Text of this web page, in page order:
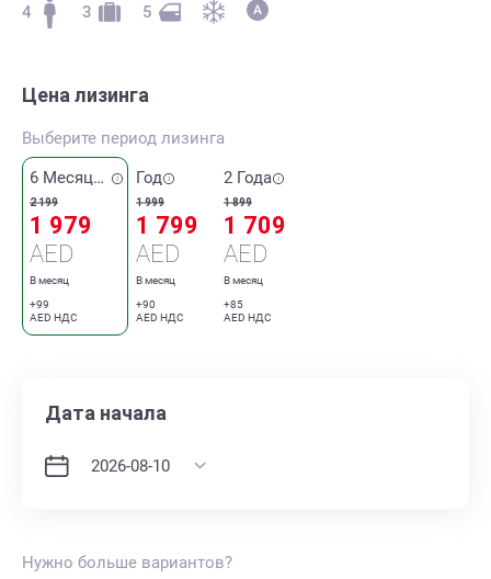
4 3 5
Цена лизинга
Выберите период лизинга
6 Месяцев
2 199
1 979
AED
В месяц
+99
AED НДС
Год
1 999
1 799
AED
В месяц
+90
AED НДС
2 Года
1 899
1 709
AED
В месяц
+85
AED НДС
Дата начала
Нужно больше вариантов?